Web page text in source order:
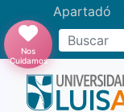
Apartadó
Buscar
Nos
Cuidamos